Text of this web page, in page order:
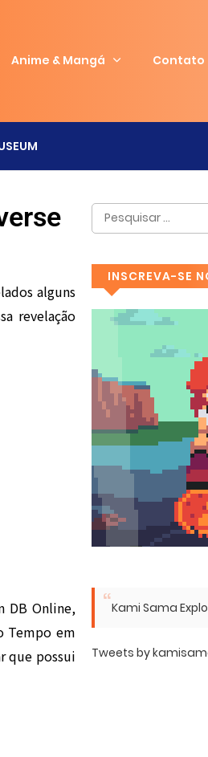
Anime & Mangá Contato
alguns
revelação
DB Online,
Tempo em
que possui
INSCREVA-SE
Kami Sama
Tweets by